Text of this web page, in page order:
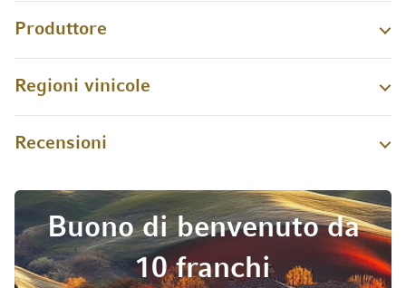
Produttore
Regioni vinicole
Recensioni
Buono di benvenuto da
10 franchi